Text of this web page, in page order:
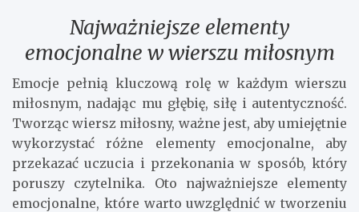
Najważniejsze elementy
emocjonalne w wierszu miłosnym
Emocje pełnią kluczową rolę w każdym wierszu
miłosnym, nadając mu głębię, siłę i autentyczność.
Tworząc wiersz miłosny, ważne jest, aby umiejętnie
wykorzystać różne elementy emocjonalne, aby
przekazać uczucia i przekonania w sposób, który
poruszy czytelnika. Oto najważniejsze elementy
emocjonalne, które warto uwzględnić w tworzeniu